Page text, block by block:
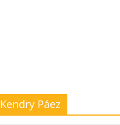
Kendry Páez